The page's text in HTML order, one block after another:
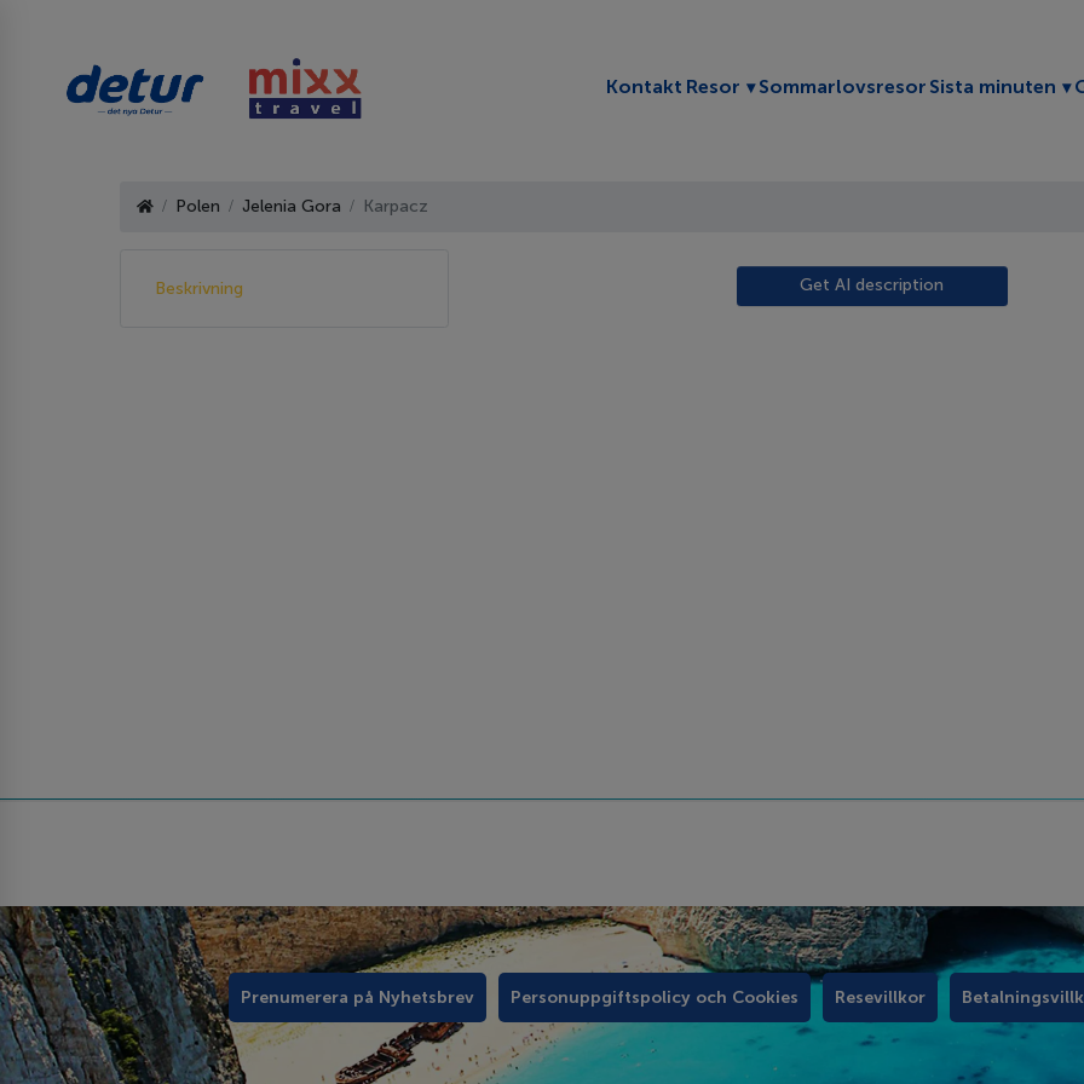
Kontakt Resor Toggle submenu
Sommarlovsresor Sista minuten
Polen Jelenia Gora Karpacz
Beskrivning Get AI description
Prenumerera på Nyhetsbrev Personuppgiftspolicy och Cookies Resevillkor